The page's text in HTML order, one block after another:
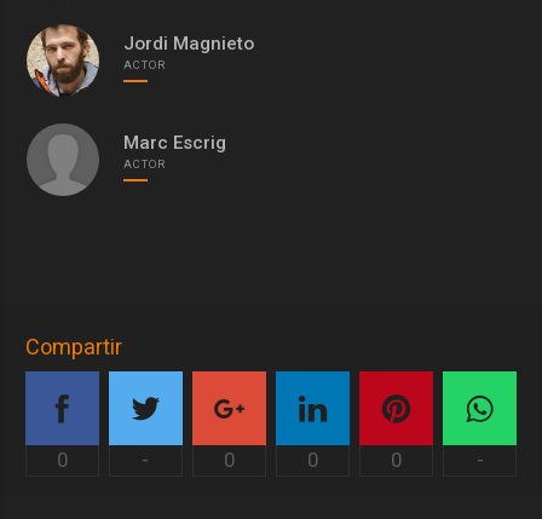
Jordi Magnieto
ACTOR
Marc Escrig
ACTOR
Compartir
0 - 0 0 0 -